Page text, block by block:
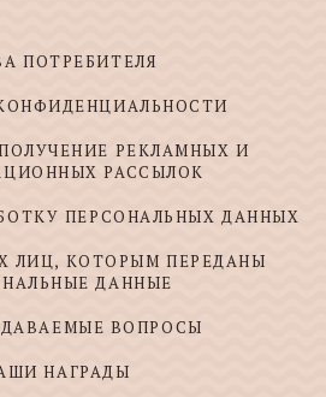
ПОТРЕБИТЕЛЯ
РЕКЛАМНЫХ И
РАССЫЛОК
ПЕРСОНАЛЬНЫХ ДАННЫХ
ЛИЦ, КОТОРЫМ ПЕРЕДАНЫ
ДАННЫЕ
ВОПРОСЫ
НАГРАДЫ